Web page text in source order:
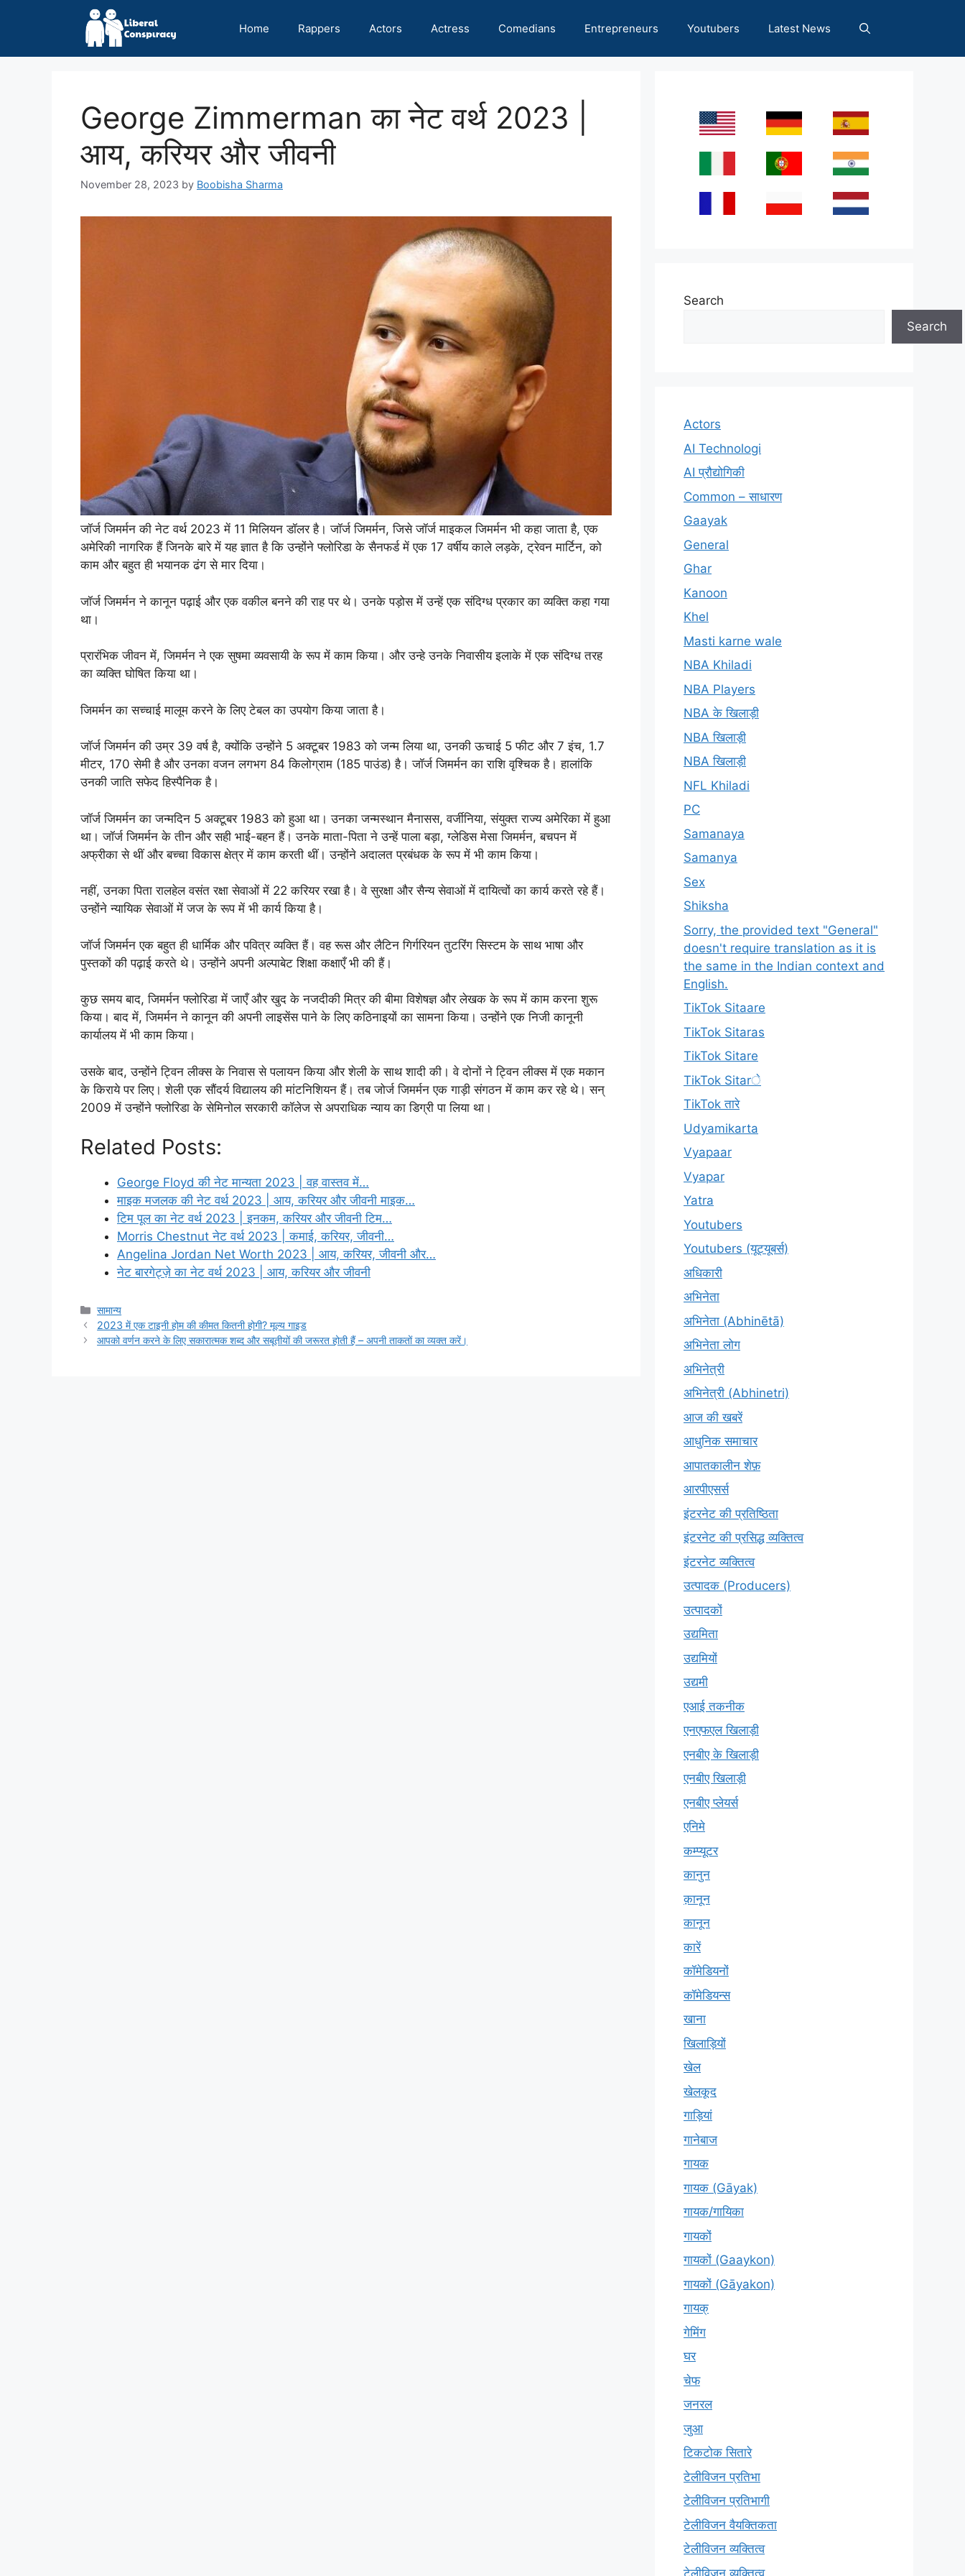
Home Rappers Actors Actress Comedians Entrepreneurs Youtubers Latest News
George Zimmerman का नेट वर्थ 2023 |
आय, करियर और जीवनी
November 28, 2023 by Boobisha Sharma
जॉर्ज जिमर्मन की नेट वर्थ 2023 में 11 मिलियन डॉलर है। जॉर्ज जिमर्मन, जिसे जॉर्ज माइकल जिमर्मन भी कहा जाता है, एक
अमेरिकी नागरिक हैं जिनके बारे में यह ज्ञात है कि उन्होंने फ्लोरिडा के सैनफर्ड में एक 17 वर्षीय काले लड़के, ट्रेवन मार्टिन, को
काम और बहुत ही भयानक ढंग से मार दिया।
जॉर्ज जिमर्मन ने कानून पढ़ाई और एक वकील बनने की राह पर थे। उनके पड़ोस में उन्हें एक संदिग्ध प्रकार का व्यक्ति कहा गया
था।
प्रारंभिक जीवन में, जिमर्मन ने एक सुषमा व्यवसायी के रूप में काम किया। और उन्हे उनके निवासीय इलाके में एक संदिग्ध तरह
का व्यक्ति घोषित किया था।
जिमर्मन का सच्चाई मालूम करने के लिए टेबल का उपयोग किया जाता है।
जॉर्ज जिमर्मन की उम्र 39 वर्ष है, क्योंकि उन्होंने 5 अक्टूबर 1983 को जन्म लिया था, उनकी ऊचाई 5 फीट और 7 इंच, 1.7
मीटर, 170 सेमी है और उनका वजन लगभग 84 किलोग्राम (185 पाउंड) है। जॉर्ज जिमर्मन का राशि वृश्चिक है। हालांकि
उनकी जाति सफेद हिस्पैनिक है।
जॉर्ज जिमर्मन का जन्मदिन 5 अक्टूबर 1983 को हुआ था। उनका जन्मस्थान मैनासस, वर्जीनिया, संयुक्त राज्य अमेरिका में हुआ
था। जॉर्ज जिमर्मन के तीन और सही भाई-बहन हैं। उनके माता-पिता ने उन्हें पाला बड़ा, ग्लेडिस मेसा जिमर्मन, बचपन में
अफ्रीका से थीं और बच्चा विकास क्षेत्र में काम करती थीं। उन्होंने अदालत प्रबंधक के रूप में भी काम किया।
नहीं, उनका पिता रालहेल वसंत रक्षा सेवाओं में 22 करियर रखा है। वे सुरक्षा और सैन्य सेवाओं में दायित्वों का कार्य करते रहे हैं।
उन्होंने न्यायिक सेवाओं में जज के रूप में भी कार्य किया है।
जॉर्ज जिमर्मन एक बहुत ही धार्मिक और पवित्र व्यक्ति हैं। वह रूस और लैटिन गिर्गरियन तुटरिंग सिस्टम के साथ भाषा और
पुस्तकों की पढ़ाई करते थे। उन्होंने अपनी अल्पाबेट शिक्षा कक्षाएँ भी की हैं।
कुछ समय बाद, जिमर्मन फ्लोरिडा में जाएँ और खुद के नजदीकी मित्र की बीमा विशेषज्ञ और लेखक के रूप में काम करना शुरू
किया। बाद में, जिमर्मन ने कानून की अपनी लाइसेंस पाने के लिए कठिनाइयों का सामना किया। उन्होंने एक निजी कानूनी
कार्यालय में भी काम किया।
उसके बाद, उन्होंने ट्विन लीक्स के निवास से पलायन किया और शेली के साथ शादी की। वे दोनों ने ट्विन लीक्स में एक मकान
के किराये पर लिए। शेली एक सौंदर्य विद्यालय की मांटनिशियन हैं। तब जोर्ज जिमर्मन एक गाड़ी संगठन में काम कर रहे थे। सन्
2009 में उन्होंने फ्लोरिडा के सेमिनोल सरकारी कॉलेज से अपराधिक न्याय का डिग्री पा लिया था।
Related Posts:
George Floyd की नेट मान्यता 2023 | वह वास्तव में…
माइक मजलक की नेट वर्थ 2023 | आय, करियर और जीवनी माइक…
टिम पूल का नेट वर्थ 2023 | इनकम, करियर और जीवनी टिम…
Morris Chestnut नेट वर्थ 2023 | कमाई, करियर, जीवनी…
Angelina Jordan Net Worth 2023 | आय, करियर, जीवनी और…
नेट बारगेट्ज़े का नेट वर्थ 2023 | आय, करियर और जीवनी
Categories
सामान्य
2023 में एक टाइनी होम की कीमत कितनी होगी? मूल्य गाइड
आपको वर्णन करने के लिए सकारात्मक शब्द और सबूतीयों की जरूरत होती हैं – अपनी ताकतों का व्यक्त करें।
Search
Search
Actors
AI Technologi
AI प्रौद्योगिकी
Common – साधारण
Gaayak
General
Ghar
Kanoon
Khel
Masti karne wale
NBA Khiladi
NBA Players
NBA के खिलाड़ी
NBA खिलाड़ी
NBA खिलाड़ी
NFL Khiladi
PC
Samanaya
Samanya
Sex
Shiksha
Sorry, the provided text "General"
doesn't require translation as it is
the same in the Indian context and
English.
TikTok Sitaare
TikTok Sitaras
TikTok Sitare
TikTok Sitarे
TikTok तारे
Udyamikarta
Vyapaar
Vyapar
Yatra
Youtubers
Youtubers (यूट्यूबर्स)
अधिकारी
अभिनेता
अभिनेता (Abhinētā)
अभिनेता लोग
अभिनेत्री
अभिनेत्री (Abhinetri)
आज की खबरें
आधुनिक समाचार
आपातकालीन शेफ़
आरपीएसर्स
इंटरनेट की प्रतिष्ठिता
इंटरनेट की प्रसिद्ध व्यक्तित्व
इंटरनेट व्यक्तित्व
उत्पादक (Producers)
उत्पादकों
उद्यमिता
उद्यमियों
उद्यमी
एआई तकनीक
एनएफएल खिलाड़ी
एनबीए के खिलाड़ी
एनबीए खिलाड़ी
एनबीए प्लेयर्स
एनिमे
कम्प्यूटर
कानुन
क़ानून
कानून
कारें
कॉमेडियनों
कॉमेडियन्स
खाना
खिलाड़ियों
खेल
खेलकूद
गाड़ियां
गानेबाज
गायक
गायक (Gāyak)
गायक/गायिका
गायकों
गायकों (Gaaykon)
गायकों (Gāyakon)
गायक्
गेमिंग
घर
चेफ
जनरल
जुआ
टिकटोक सितारे
टेलीविजन प्रतिभा
टेलीविजन प्रतिभागी
टेलीविजन वैयक्तिकता
टेलीविजन व्यक्तित्व
टेलीविज़न व्यक्तित्व